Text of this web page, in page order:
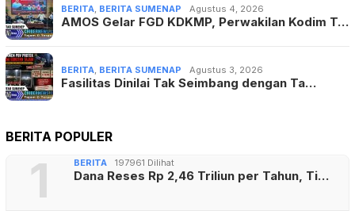
BERITA, BERITA SUMENAP Agustus 4, 2026
AMOS Gelar FGD KDKMP, Perwakilan Kodim T…
BERITA, BERITA SUMENAP Agustus 3, 2026
Fasilitas Dinilai Tak Seimbang dengan Ta…
BERITA POPULER
1 BERITA 197961 Dilihat
Dana Reses Rp 2,46 Triliun per Tahun, Ti…